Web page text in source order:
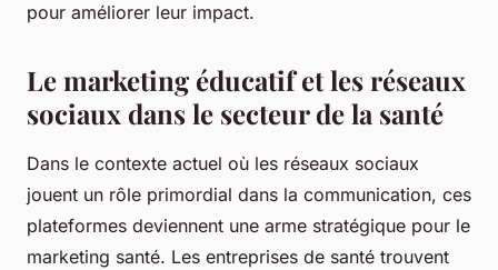
pour améliorer leur impact.
Le marketing éducatif et les réseaux
sociaux dans le secteur de la santé
Dans le contexte actuel où les réseaux sociaux
jouent un rôle primordial dans la communication, ces
plateformes deviennent une arme stratégique pour le
marketing santé. Les entreprises de santé trouvent